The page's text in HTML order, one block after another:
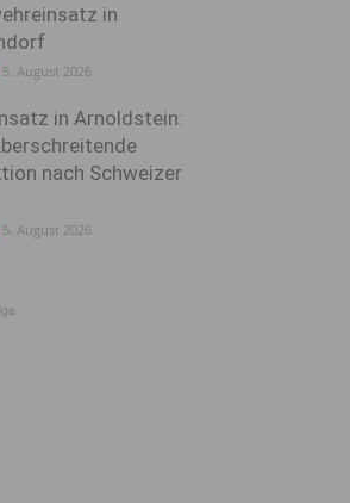
in
5. August 2026
in Arnoldstein:
nach Schweizer
5. August 2026